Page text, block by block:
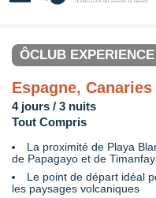
ÔCLUB
Espagne, Canaries
4 jours / 3 nuits
Tout Compris
La proximité de Playa
de Papagayo et de
Le point de départ idéal
les paysages volcaniques